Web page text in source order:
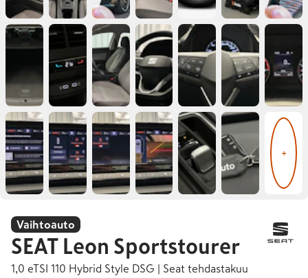
+
Vaihtoauto
SEAT Leon Sportstourer
1,0 eTSI 110 Hybrid Style DSG | Seat tehdastakuu